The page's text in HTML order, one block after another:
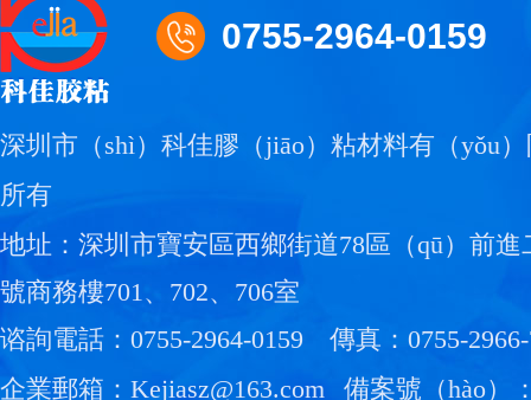
0755-2964-0159
深圳市（shì）科佳膠（jiāo）粘材料有（yǒu
所有
地址：深圳市寶安區西鄉街道78區（qū）前進
號商務樓701、702、706室
谘詢電話：0755-2964-0159
傳真：0755-
企業郵箱：Kejiasz@163.com
備案號（hào）